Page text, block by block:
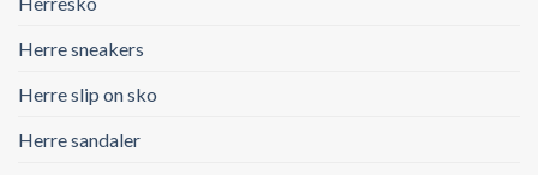
Herre sneakers
Herre slip on sko
Herre sandaler